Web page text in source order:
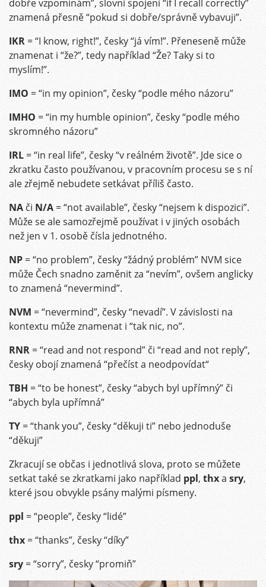
dobře vzpomínám”, slovní spojení “if I recall correctly”
znamená přesně “pokud si dobře/správně vybavuji”.
IKR = “I know, right!”, česky “já vím!”. Přeneseně může
znamenat i “že?”, tedy například “Že? Taky si to
myslím!”.
IMO = “in my opinion”, česky “podle mého názoru”
IMHO = “in my humble opinion”, česky “podle mého
skromného názoru”
IRL = “in real life”, česky “v reálném životě”. Jde sice o
zkratku často používanou, v pracovním procesu se s ní
ale zřejmě nebudete setkávat příliš často.
NAči N/A = “not available”, česky “nejsem k dispozici”.
Může se ale samozřejmě používat i v jiných osobách
než jen v 1. osobě čísla jednotného.
NP = “no problem”, česky “žádný problém” NVM sice
může Čech snadno zaměnit za “nevím”, ovšem anglicky
to znamená “nevermind”.
NVM = “nevermind”, česky “nevadí”. V závislosti na
kontextu může znamenat i “tak nic, no”.
RNR = “read and not respond” či “read and not reply”,
česky obojí znamená “přečíst a neodpovídat“
TBH = “to be honest”, česky “abych byl upřímný” či
“abych byla upřímná”
TY = “thank you”, česky “děkuji ti” nebo jednoduše
“děkuji”
Zkracují se občas i jednotlivá slova, proto se můžete
setkat také se zkratkami jako například ppl, thxa sry,
které jsou obvykle psány malými písmeny.
ppl = “people”, česky “lidé”
thx = “thanks”, česky “díky”
sry = “sorry”, česky “promiň”